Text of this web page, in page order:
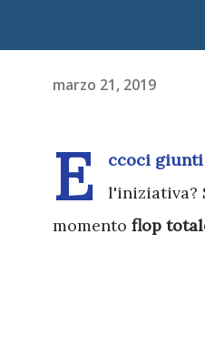
marzo 21, 2019
E ccoci giunti
l'iniziativa?
momento flop